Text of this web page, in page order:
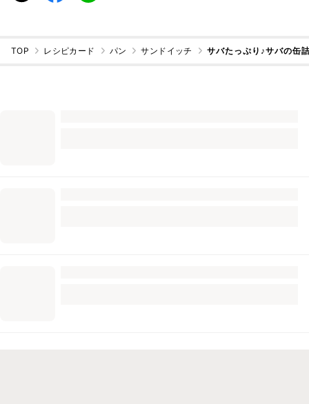
TOP レシピカード パン サンドイッチ サバたっぷり♪サバの缶